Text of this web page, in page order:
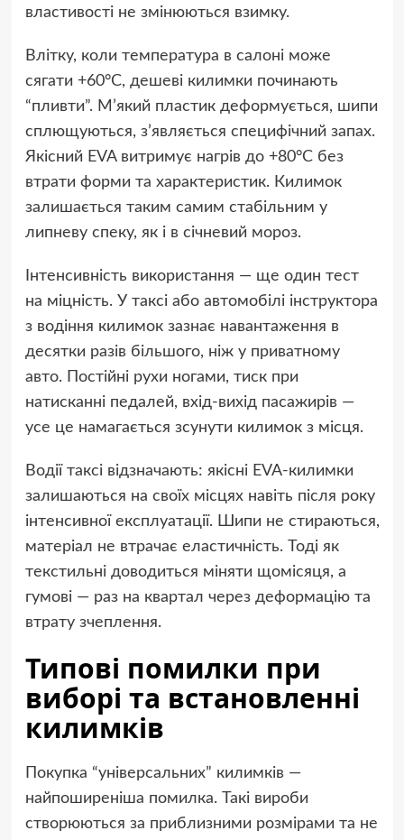
властивості не змінюються взимку.
Влітку, коли температура в салоні може
сягати +60°C, дешеві килимки починають
“пливти”. М’який пластик деформується, шипи
сплющуються, з’являється специфічний запах.
Якісний EVA витримує нагрів до +80°C без
втрати форми та характеристик. Килимок
залишається таким самим стабільним у
липневу спеку, як і в січневий мороз.
Інтенсивність використання — ще один тест
на міцність. У таксі або автомобілі інструктора
з водіння килимок зазнає навантаження в
десятки разів більшого, ніж у приватному
авто. Постійні рухи ногами, тиск при
натисканні педалей, вхід-вихід пасажирів —
усе це намагається зсунути килимок з місця.
Водії таксі відзначають: якісні EVA-килимки
залишаються на своїх місцях навіть після року
інтенсивної експлуатації. Шипи не стираються,
матеріал не втрачає еластичність. Тоді як
текстильні доводиться міняти щомісяця, а
гумові — раз на квартал через деформацію та
втрату зчеплення.
Типові помилки при
виборі та встановленні
килимків
Покупка “універсальних” килимків —
найпоширеніша помилка. Такі вироби
створюються за приблизними розмірами та не